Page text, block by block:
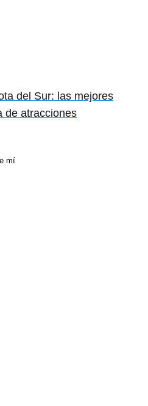
del Sur: las mejores
de atracciones
mí